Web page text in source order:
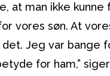
at man ikke kunne
vores søn. At
Jeg var bange
for ham,”